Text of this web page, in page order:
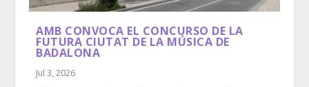
AMB CONVOCA EL CONCURSO DE LA
FUTURA CIUTAT DE LA MÚSICA DE
BADALONA
Jul 3, 2026